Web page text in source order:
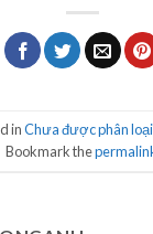
inChưa được phân loại
Bookmark the